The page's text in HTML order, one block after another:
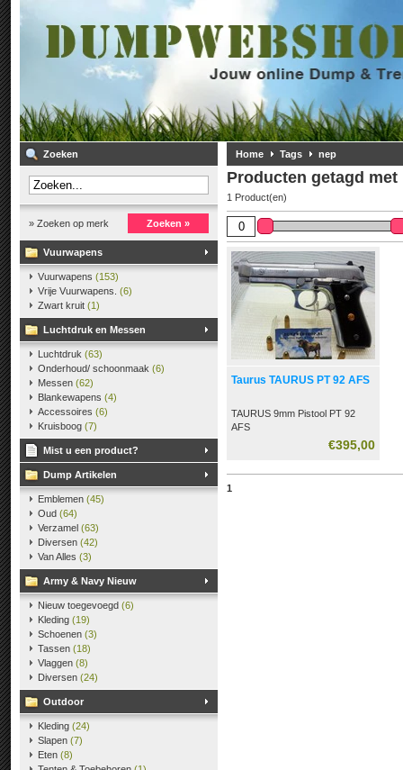
Zoeken
» Zoeken op merk Zoeken »
Vuurwapens
Vuurwapens (153)
Vrije Vuurwapens. (6)
Zwart kruit (1)
Luchtdruk en Messen
Luchtdruk (63)
Onderhoud/ schoonmaak (6)
Messen (62)
Blankewapens (4)
Accessoires (6)
Kruisboog (7)
Mist u een product?
Dump Artikelen
Emblemen (45)
Oud (64)
Verzamel (63)
Diversen (42)
Van Alles (3)
Army & Navy Nieuw
Nieuw toegevoegd (6)
Kleding (19)
Schoenen (3)
Tassen (18)
Vlaggen (8)
Diversen (24)
Outdoor
Kleding (24)
Slapen (7)
Eten (8)
Home Tags nep
Producten getagd met
1 Product(en)
Taurus TAURUS PT 92 AFS
TAURUS 9mm Pistool PT 92
AFS
€395,00
1